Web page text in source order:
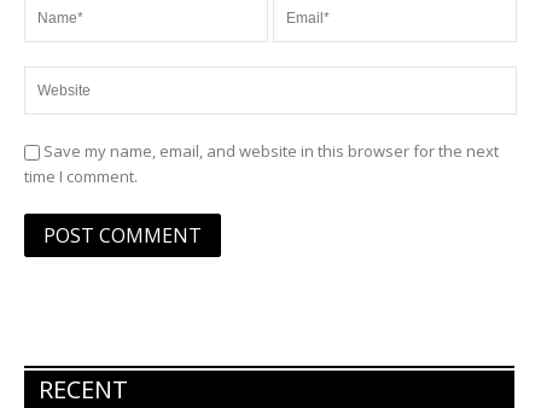
Save my name, email, and website in this browser for the next
time I comment.
RECENT